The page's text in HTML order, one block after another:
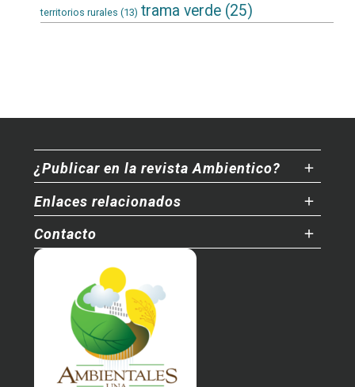
territorios rurales (13) trama verde(25)
¿Publicar en la revista Ambientico?
Enlaces relacionados
Contacto